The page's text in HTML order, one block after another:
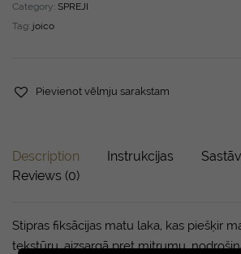
Category: SPREJI
Tag: joico
Pievienot vēlmju sarakstam
Description Instrukcijas
Reviews (0)
Stipras fiksācijas matu laka, kas piešķir
tekstūru, aizsargā pret mitrumu,